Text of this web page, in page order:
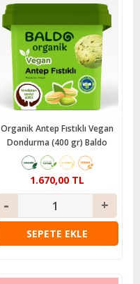
Organik Antep Fıstıklı Vegan
Dondurma (400 gr) Baldo
1.670,00 TL
SEPETE EKLE